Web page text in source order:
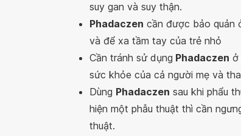
suy gan và suy thận.
Phadaczen cần được bảo quản
và để xa tầm tay của trẻ nhỏ
Cần tránh sử dụng Phadaczen ở
sức khỏe của cả người mẹ và
Dùng Phadaczen sau khi phẩu
hiện một phẫu thuật thì cần
thuật.